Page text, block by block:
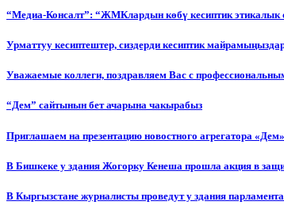
“Медиа-Консалт”: “ЖМКлардын көбү кесиптик этикалык
Урматтуу кесиптештер, сиздерди кесиптик
Уважаемые коллеги, поздравляем Вас с
“Дем” сайтынын бет ачарына чакырабыз
Приглашаем на презентацию новостного агрегатора «Дем»
В Бишкеке у здания Жогорку Кенеша прошла акция в
В Кыргызстане журналисты проведут у здания